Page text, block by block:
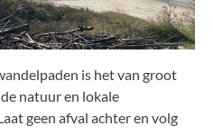
is het van groot
natuur en lokale
geen afval achter en volg